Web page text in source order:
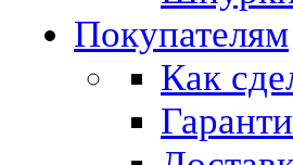
Покупателям
Как